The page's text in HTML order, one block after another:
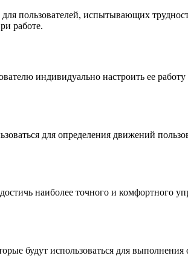
пользователей, испытывающих
работе.
индивидуально настроить ее
для определения движений
наиболее точного и
будут использоваться для